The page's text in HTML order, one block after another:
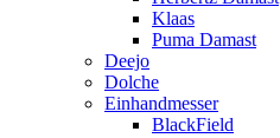
Klaas
Puma Damast
Deejo
Dolche
Einhandmesser
BlackField